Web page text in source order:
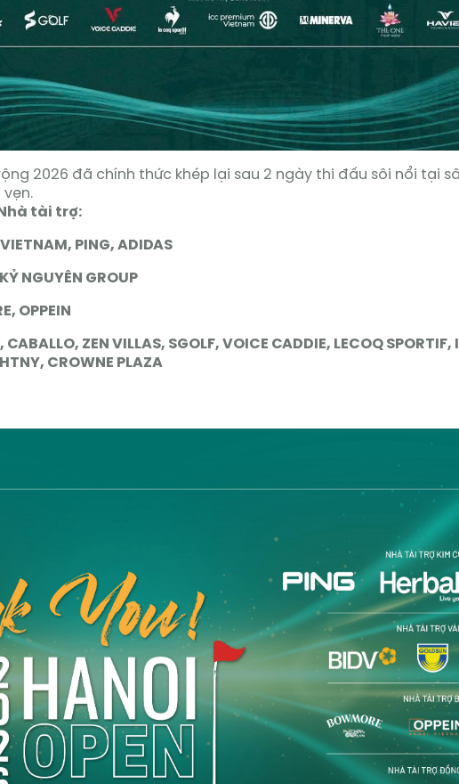
2026 đã chính thức khép lại sau 2 ngày thi đấu sôi nổi tại
tài trợ:
PING, ADIDAS
NGUYÊN GROUP
OPPEIN
ZEN VILLAS, SGOLF, VOICE CADDIE, LECOQ
CROWNE PLAZA